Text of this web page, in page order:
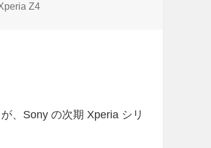
Z4
、Sony の次期 Xperia シリ